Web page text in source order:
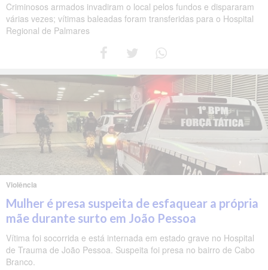
Criminosos armados invadiram o local pelos fundos e dispararam
várias vezes; vítimas baleadas foram transferidas para o Hospital
Regional de Palmares
Violência
Mulher é presa suspeita de esfaquear a própria
mãe durante surto em João Pessoa
Vítima foi socorrida e está internada em estado grave no Hospital
de Trauma de João Pessoa. Suspeita foi presa no bairro de Cabo
Branco.